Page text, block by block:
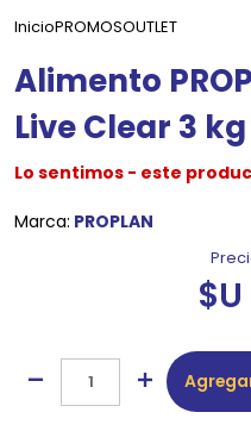
InicioPROMOSOUTLET
Alimento
Live Clear 3
Lo sentimos - este
Marca: PROPLAN